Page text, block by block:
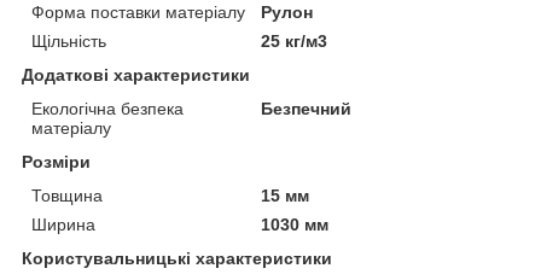
Форма поставки матеріалу
Рулон
Щільність
25 кг/м3
Додаткові характеристики
Екологічна безпека
матеріалу
Безпечний
Розміри
Товщина
15 мм
Ширина
1030 мм
Користувальницькі характеристики